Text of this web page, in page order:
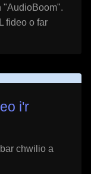
"AudioBoom".
fideo o far
i'r
chwilio a